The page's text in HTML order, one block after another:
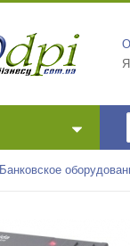
Банковское